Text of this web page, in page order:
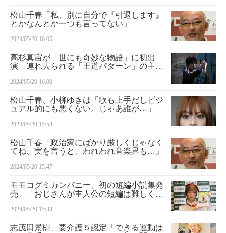
松山千春「私、別に自分で『引退します』
とかなんとか一つも言ってない」
2024/05/20 16:05
高杉真宙が「世にも奇妙な物語」に初出
演 連れ去られる「王道パターン」の主人
2024/05/20 16:00
松山千春、小柳ゆきは「歌も上手だしビジ
ュアル的にも悪くない。じゃあ誰が…」
2024/05/20 15:54
松山千春「政治家にばかり厳しくじゃなく
てね、実を言うと、われわれ音楽界も…」
2024/05/20 15:47
モモコグミカンパニー、初の短編小説集発
売 「おじさんが主人公の短編は難しくて
2024/05/20 15:33
志茂田景樹、要介護５認定「できる運動は